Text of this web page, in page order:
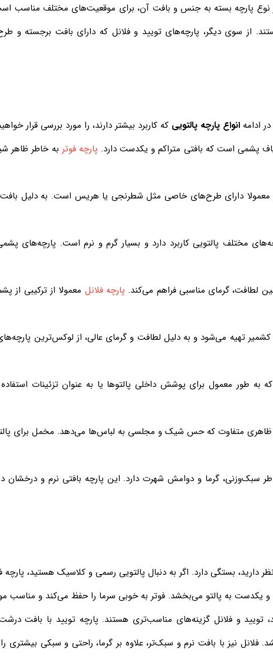
نوع پارچه بسته به جنس و بافت آن، برای موقعیت‌های مختلف مناسب
از سوی دیگر، پارچه‌های تویید و فلانل که دارای بافت برجسته و
ادامهانواع پارچه پالتویی که کاربرد بیشتر دارند، را مورد بررسی قرار
پشمی است که بافتی متراکم و یکدست دارد. پارچه فوتر به خاطر ظاهر
معمولا دارای طرح‌های خاصی مثل شطرنجی یا هریس است. به دلیل بافت
مختلف پالتویی کاربرد دارد و بسیار گرم و نرم است. پارچه‌های پشمی
لطافت، گرمای مناسبی فراهم می‌کند. پارچه فلانل معمولا از ترکیبی از
کشمیر تهیه می‌شود و به دلیل لطافت و گرمای عالی، از لوکس‌ترین
به طور معمول برای پوشش داخلی پالتوها یا به عنوان تزئینات
ظاهری متفاوت که حس شیک و مجلسی به لباس‌ها می‌دهد. مخمل برای
سبک‌وزنی، گرما و دوامش شهرت دارد. این پارچه بافتی نرم و درخشان
دارید، بستگی دارد. اگر به دنبال پالتویی رسمی و کلاسیک هستید، پارچه
به پالتو می‌بخشد. فوتر به خوبی سرما را حفظ می‌کند و مناسب
تویید و فلانل گزینه‌های مناسب‌تری هستند. پارچه تویید با
نیز با بافت نرم و سبک‌تر، علاوه بر گرما، راحتی و سبکی بیشتری